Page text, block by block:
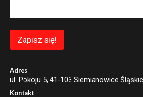
E
l
Zapisz się!
Adres
ul. Pokoju 5, 41-103 Siemianowice Śląskie
Kontakt